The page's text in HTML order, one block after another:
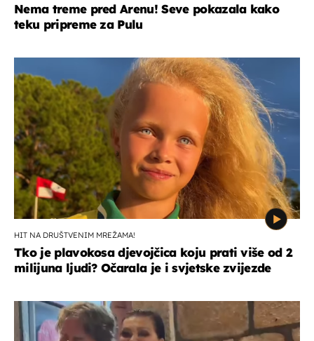
Nema treme pred Arenu! Seve pokazala kako
teku pripreme za Pulu
HIT NA DRUŠTVENIM MREŽAMA!
Tko je plavokosa djevojčica koju prati više od 2
milijuna ljudi? Očarala je i svjetske zvijezde